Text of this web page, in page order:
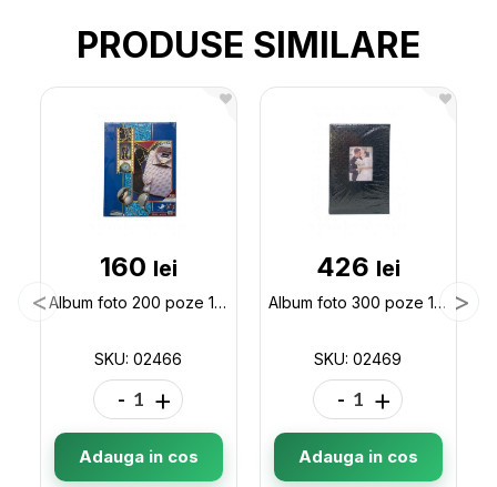
PRODUSE SIMILARE
160 lei
Album foto 200 poze 10*15cm in cutie 02466
SKU: 02466
- +
Adauga in cos
426 lei
Album foto 300 poze 10*15cm de Nunta 02469
SKU: 02469
- +
Adauga in cos